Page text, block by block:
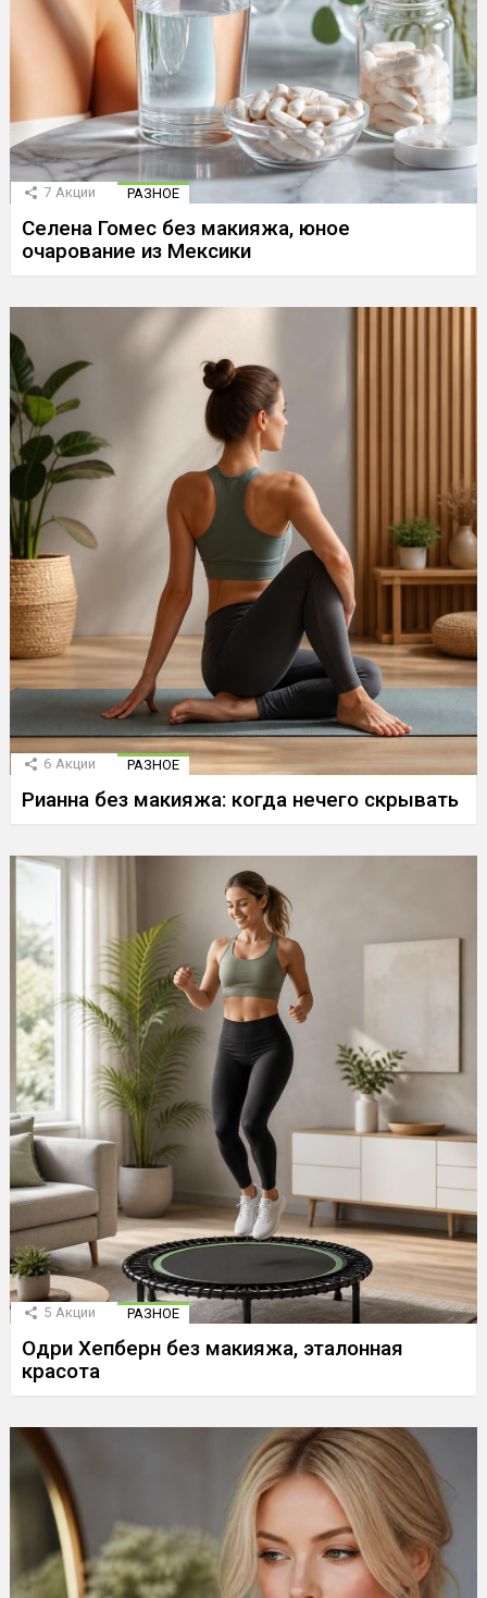
7 Акции РАЗНОЕ
Селена Гомес без макияжа, юное
очарование из Мексики
6 Акции РАЗНОЕ
Рианна без макияжа: когда нечего скрывать
5 Акции РАЗНОЕ
Одри Хепберн без макияжа, эталонная
красота